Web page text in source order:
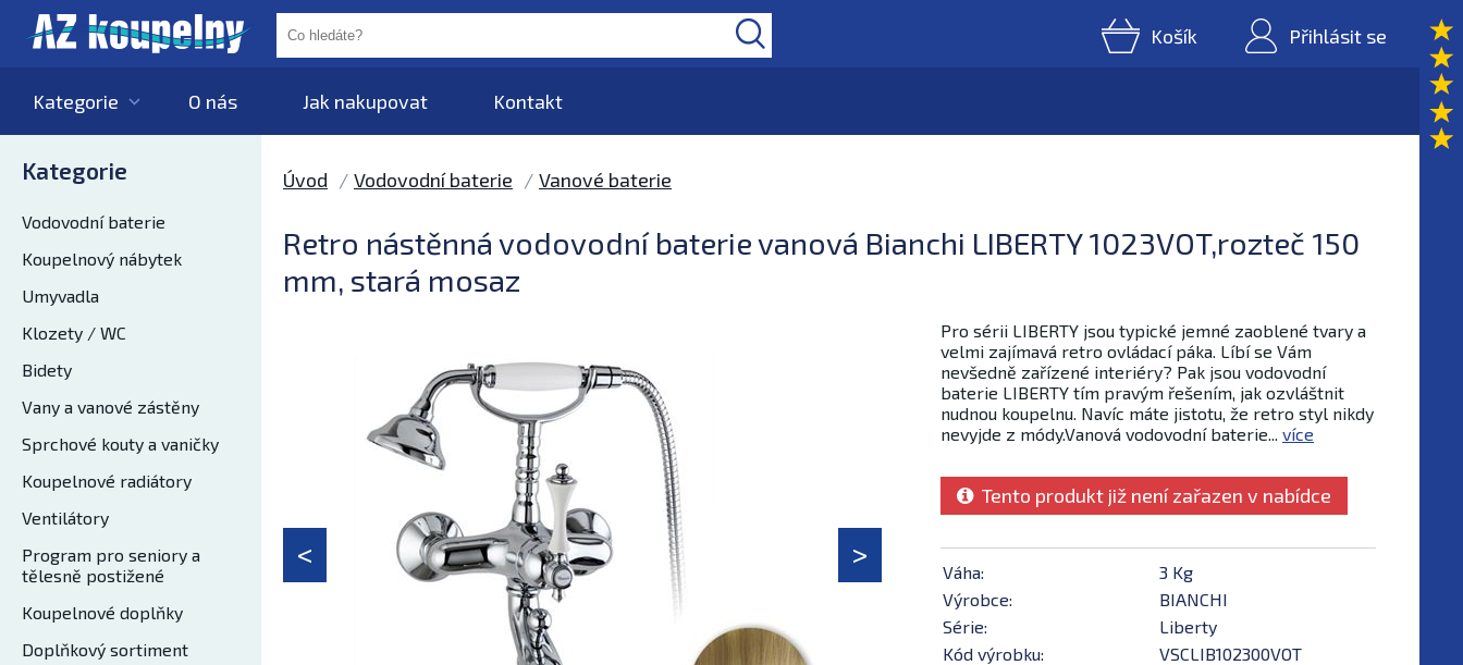
Košík Přihlásit se
Kategorie O nás Jak nakupovat Kontakt
Kategorie
Vodovodní baterie
Koupelnový nábytek
Umyvadla
Klozety / WC
Bidety
Vany a vanové zástěny
Sprchové kouty a vaničky
Koupelnové radiátory
Ventilátory
Program pro seniory a
tělesně postižené
Koupelnové doplňky
Doplňkový sortiment
Úvod Vodovodní baterie Vanové baterie
Retro nástěnná vodovodní baterie vanová Bianchi LIBERTY 1023VOT,rozteč 150
mm, stará mosaz
Pro sérii LIBERTY jsou typické jemné zaoblené tvary a
velmi zajímavá retro ovládací páka. Líbí se Vám
nevšedně zařízené interiéry? Pak jsou vodovodní
baterie LIBERTY tím pravým řešením, jak ozvláštnit
nudnou koupelnu. Navíc máte jistotu, že retro styl nikdy
nevyjde z módy.Vanová vodovodní baterie... více
Tento produkt již není zařazen v nabídce
Váha:
3 Kg
Výrobce:
BIANCHI
Série:
Liberty
Kód výrobku:
VSCLIB102300VOT